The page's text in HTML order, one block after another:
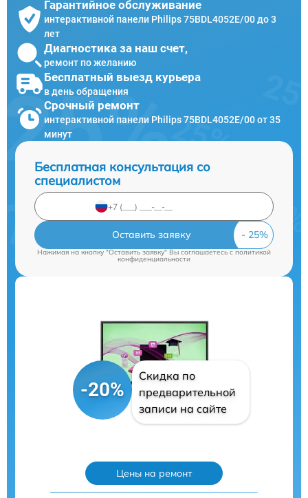
Гарантийное обслуживание
интерактивной панели Philips 75BDL4052E/00 до 3
лет
Диагностика за наш счет,
ремонт по желанию
Бесплатный выезд курьера
в день обращения
Срочный ремонт
интерактивной панели Philips 75BDL4052E/00 от 35
минут
Бесплатная консультация со
специалистом
Оставить заявку
Нажимая на кнопку "Оставить заявку" Вы соглашаетесь c политикой
конфиденциальности
-20%
Скидка по
предварительной
записи на сайте
Цены на ремонт